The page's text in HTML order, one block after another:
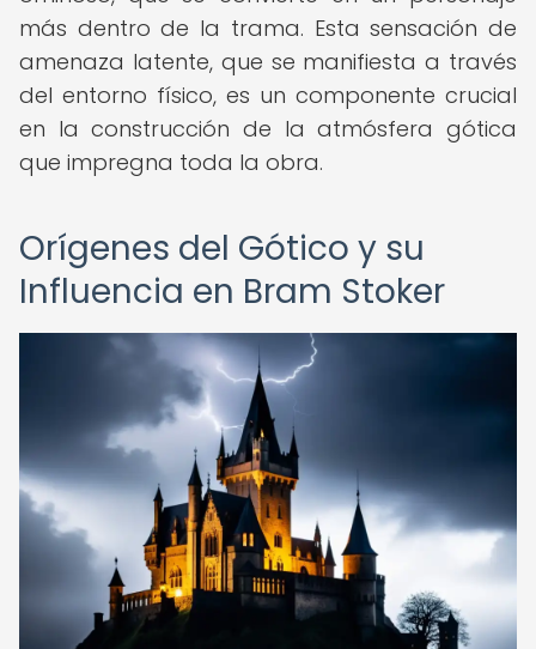
más dentro de la trama. Esta sensación de
amenaza latente, que se manifiesta a través
del entorno físico, es un componente crucial
en la construcción de la atmósfera gótica
que impregna toda la obra.
Orígenes del Gótico y su
Influencia en Bram Stoker